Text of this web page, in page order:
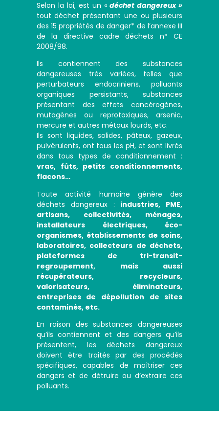
Selon la loi, est un « déchet dangereux »
tout déchet présentant une ou plusieurs
des 15 propriétés de danger* de l’annexe III
de la directive cadre déchets n° CE
2008/98.
Ils contiennent des substances
dangereuses très variées, telles que
perturbateurs endocriniens, polluants
organiques persistants, substances
présentant des effets cancérogènes,
mutagènes ou reprotoxiques, arsenic,
mercure et autres métaux lourds, etc.
Ils sont liquides, solides, pâteux, gazeux,
pulvérulents, ont tous les pH, et sont livrés
dans tous types de conditionnement :
vrac, fûts, petits conditionnements,
flacons…
Toute activité humaine génère des
déchets dangereux : industries, PME,
artisans, collectivités, ménages,
installateurs électriques, éco-
organismes, établissements de soins,
laboratoires, collecteurs de déchets,
plateformes de tri-transit-
regroupement, mais aussi
récupérateurs, recycleurs,
valorisateurs, éliminateurs,
entreprises de dépollution de sites
contaminés, etc.
En raison des substances dangereuses
qu’ils contiennent et des dangers qu’ils
présentent, les déchets dangereux
doivent être traités par des procédés
spécifiques, capables de maîtriser ces
dangers et de détruire ou d’extraire ces
polluants.